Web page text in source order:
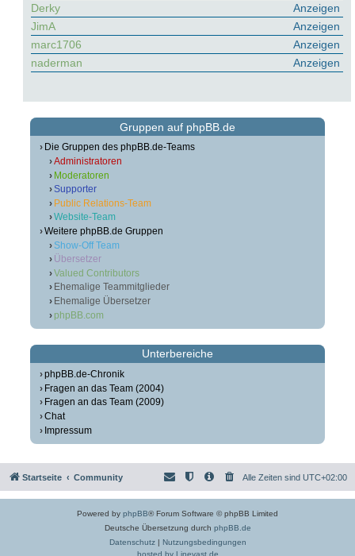
Anzeigen
Derky
Anzeigen
JimA
Anzeigen
marc1706
Anzeigen
naderman
Gruppen auf phpBB.de
Die Gruppen des phpBB.de-Teams
Administratoren
Moderatoren
Supporter
Public Relations-Team
Website-Team
Weitere phpBB.de Gruppen
Show-Off Team
Übersetzer
Valued Contributors
Ehemalige Teammitglieder
Ehemalige Übersetzer
phpBB.com
Unterbereiche
phpBB.de-Chronik
Fragen an das Team (2004)
Fragen an das Team (2009)
Chat
Impressum
Startseite Community Alle Zeiten sind UTC+02:00
Powered by phpBB® Forum Software © phpBB Limited
Deutsche Übersetzung durch phpBB.de
Datenschutz| Nutzungsbedingungen
hosted by Linevast.de